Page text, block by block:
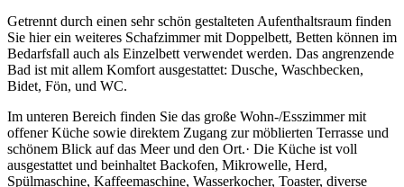
Getrennt durch einen sehr schön gestalteten Aufenthaltsraum finden
Sie hier ein weiteres Schafzimmer mit Doppelbett, Betten können im
Bedarfsfall auch als Einzelbett verwendet werden. Das angrenzende
Bad ist mit allem Komfort ausgestattet: Dusche, Waschbecken,
Bidet, Fön, und WC.
Im unteren Bereich finden Sie das große Wohn-/Esszimmer mit
offener Küche sowie direktem Zugang zur möblierten Terrasse und
schönem Blick auf das Meer und den Ort.· Die Küche ist voll
ausgestattet und beinhaltet Backofen, Mikrowelle, Herd,
Spülmaschine, Kaffeemaschine, Wasserkocher, Toaster, diverse